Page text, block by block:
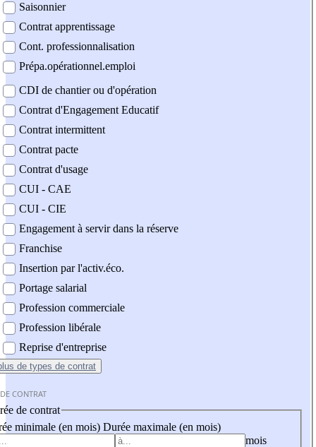
Saisonnier
Contrat apprentissage
Cont. professionnalisation
Prépa.opérationnel.emploi
CDI de chantier ou d'opération
Contrat d'Engagement Educatif
Contrat intermittent
Contrat pacte
Contrat d'usage
CUI - CAE
CUI - CIE
Engagement à servir dans la réserve
Franchise
Insertion par l'activ.éco.
Portage salarial
Profession commerciale
Profession libérale
Reprise d'entreprise
de types de contrat
CONTRAT
de contrat
minimale (en mois) Durée maximale (en mois)
mois